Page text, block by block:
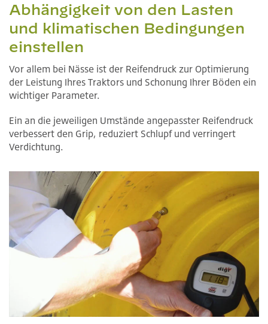
Abhängigkeit von den Lasten
und klimatischen Bedingungen
einstellen
Vor allem bei Nässe ist der Reifendruck zur Optimierung
der Leistung Ihres Traktors und Schonung Ihrer Böden ein
wichtiger Parameter.
Ein an die jeweiligen Umstände angepasster Reifendruck
verbessert den Grip, reduziert Schlupf und verringert
Verdichtung.